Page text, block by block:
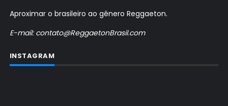
Aproximar o brasileiro ao gênero Reggaeton.
E-mail: contato@ReggaetonBrasil.com
INSTAGRAM